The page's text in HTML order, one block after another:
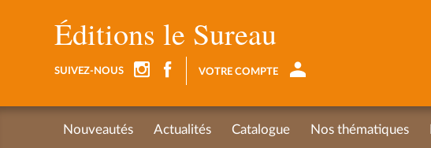
Éditions le Sureau
SUIVEZ-NOUS VOTRE COMPTE
Nouveautés Actualités Catalogue Nos thématiques